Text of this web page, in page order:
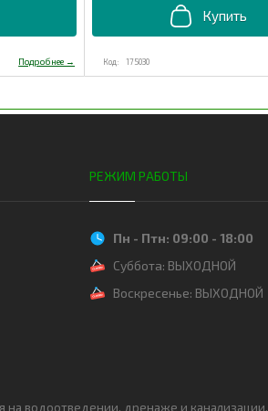
175030
РЕЖИМ РАБОТЫ
Пн - Птн: 09:00 - 18:00
Суббота: ВЫХОДНОЙ
Воскресенье: ВЫХОДНОЙ
на водоотведении, дренаже и канализации.